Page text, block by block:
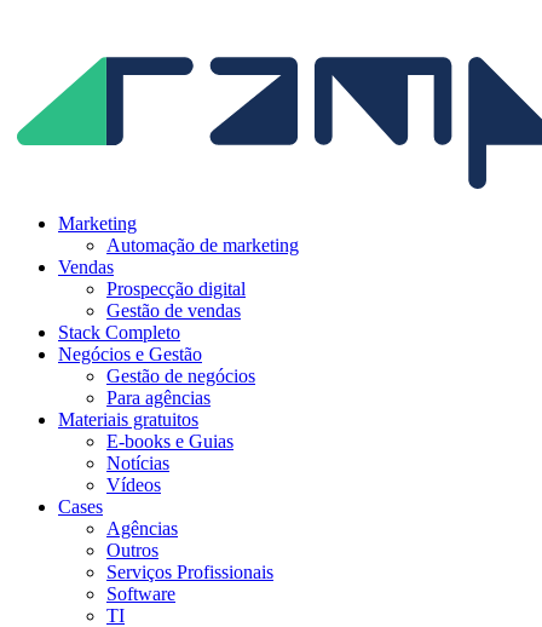
conteúdo
Marketing
Automação de marketing
Vendas
Prospecção digital
Gestão de vendas
Stack Completo
Negócios e Gestão
Gestão de negócios
Para agências
Materiais gratuitos
E-books e Guias
Notícias
Vídeos
Cases
Agências
Outros
Serviços Profissionais
Software
TI